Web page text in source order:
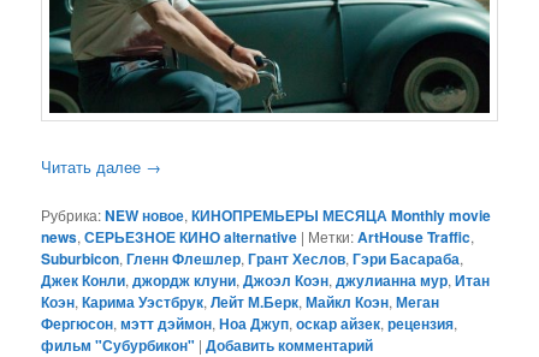
Читать далее →
Рубрика:NEW новое,КИНОПРЕМЬЕРЫ МЕСЯЦА Monthly movie
news,СЕРЬЕЗНОЕ КИНО alternative | Метки:ArtHouse Traffic,
Suburbicon,Гленн Флешлер,Грант Хеслов,Гэри Басараба,
Джек Конли,джордж клуни,Джоэл Коэн,джулианна мур,Итан
Коэн,Карима Уэстбрук,Лейт М.Берк,Майкл Коэн,Меган
Фергюсон,мэтт дэймон,Ноа Джуп,оскар айзек,рецензия,
фильм "Субурбикон" |Добавить комментарий